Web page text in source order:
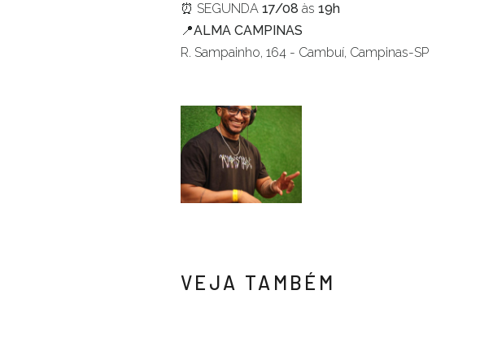
⏰ SEGUNDA 17/08 às 19h
📍ALMA CAMPINAS
R. Sampainho, 164 - Cambuí, Campinas-SP
VEJA TAMBÉM